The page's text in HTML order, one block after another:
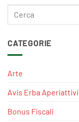
CATEGORIE
Arte
Avis Erba Aperiattivi
Bonus Fiscali